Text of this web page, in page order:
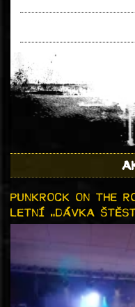
PUNKROCK ON THE
LETNÍ „DÁVKA